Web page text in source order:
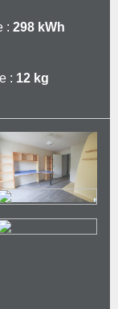
: 298 kWh
: 12 kg